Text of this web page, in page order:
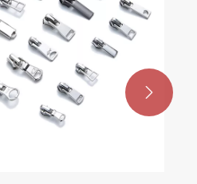
